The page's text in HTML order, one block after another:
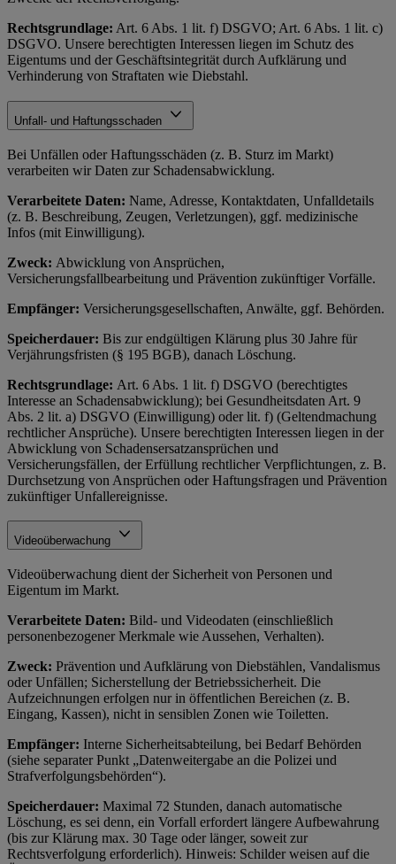
Rechtsgrundlage: Art. 6 Abs. 1 lit. f) DSGVO; Art. 6 Abs. 1 lit. c)
DSGVO. Unsere berechtigten Interessen liegen im Schutz des
Eigentums und der Geschäftsintegrität durch Aufklärung und
Verhinderung von Straftaten wie Diebstahl.
Unfall- und Haftungsschaden
Bei Unfällen oder Haftungsschäden (z. B. Sturz im Markt)
verarbeiten wir Daten zur Schadensabwicklung.
Verarbeitete Daten: Name, Adresse, Kontaktdaten, Unfalldetails
(z. B. Beschreibung, Zeugen, Verletzungen), ggf. medizinische
Infos (mit Einwilligung).
Zweck: Abwicklung von Ansprüchen,
Versicherungsfallbearbeitung und Prävention zukünftiger Vorfälle.
Empfänger: Versicherungsgesellschaften, Anwälte, ggf. Behörden.
Speicherdauer: Bis zur endgültigen Klärung plus 30 Jahre für
Verjährungsfristen (§ 195 BGB), danach Löschung.
Rechtsgrundlage: Art. 6 Abs. 1 lit. f) DSGVO (berechtigtes
Interesse an Schadensabwicklung); bei Gesundheitsdaten Art. 9
Abs. 2 lit. a) DSGVO (Einwilligung) oder lit. f) (Geltendmachung
rechtlicher Ansprüche). Unsere berechtigten Interessen liegen in der
Abwicklung von Schadensersatzansprüchen und
Versicherungsfällen, der Erfüllung rechtlicher Verpflichtungen, z. B.
Durchsetzung von Ansprüchen oder Haftungsfragen und Prävention
zukünftiger Unfallereignisse.
Videoüberwachung
Videoüberwachung dient der Sicherheit von Personen und
Eigentum im Markt.
Verarbeitete Daten: Bild- und Videodaten (einschließlich
personenbezogener Merkmale wie Aussehen, Verhalten).
Zweck: Prävention und Aufklärung von Diebstählen, Vandalismus
oder Unfällen; Sicherstellung der Betriebssicherheit. Die
Aufzeichnungen erfolgen nur in öffentlichen Bereichen (z. B.
Eingang, Kassen), nicht in sensiblen Zonen wie Toiletten.
Empfänger: Interne Sicherheitsabteilung, bei Bedarf Behörden
(siehe separater Punkt „Datenweitergabe an die Polizei und
Strafverfolgungsbehörden“).
Speicherdauer: Maximal 72 Stunden, danach automatische
Löschung, es sei denn, ein Vorfall erfordert längere Aufbewahrung
(bis zur Klärung max. 30 Tage oder länger, soweit zur
Rechtsverfolgung erforderlich). Hinweis: Schilder weisen auf die